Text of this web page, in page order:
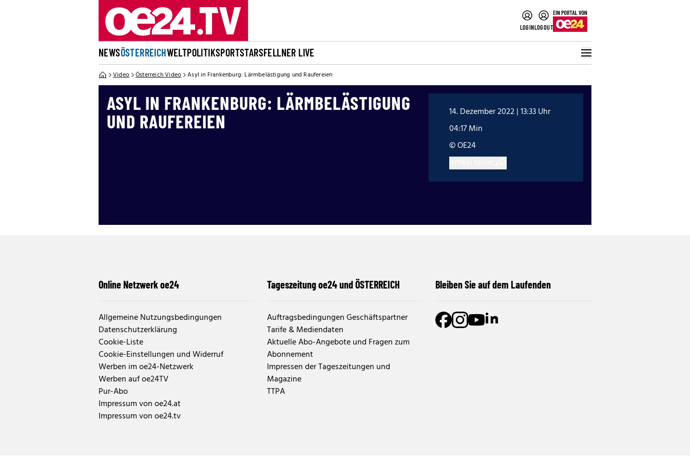
LOGINLOGOUT
NEWSÖSTERREICHWELTPOLITIKSPORTSTARSFELLNER LIVE
Video Österreich Video Asyl in Frankenburg: Lärmbelästigung und Raufereien
ASYL IN FRANKENBURG: LÄRMBELÄSTIGUNG
UND RAUFEREIEN
14. Dezember 2022 | 13:33 Uhr
04:17 Min
© OE24
Online Netzwerk oe24
Allgemeine Nutzungsbedingungen
Datenschutzerklärung
Cookie-Liste
Cookie-Einstellungen und Widerruf
Werben im oe24-Netzwerk
Werben auf oe24TV
Pur-Abo
Impressum von oe24.at
Impressum von oe24.tv
Tageszeitung oe24 und ÖSTERREICH
Auftragsbedingungen Geschäftspartner
Tarife & Mediendaten
Aktuelle Abo-Angebote und Fragen zum
Abonnement
Impressen der Tageszeitungen und
Magazine
TTPA
Bleiben Sie auf dem Laufenden